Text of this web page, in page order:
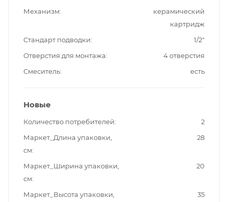
Механизм
керамический
картридж
Стандарт подводки
1/2"
Отверстия для монтажа
4 отверстия
Смеситель
есть
Новые
Количество потребителей
2
Маркет_Длина упаковки,
см
28
Маркет_Ширина упаковки,
см
20
Маркет_Высота упаковки,
35